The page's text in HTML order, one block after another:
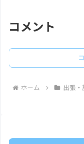
コメント
ホーム 出張・